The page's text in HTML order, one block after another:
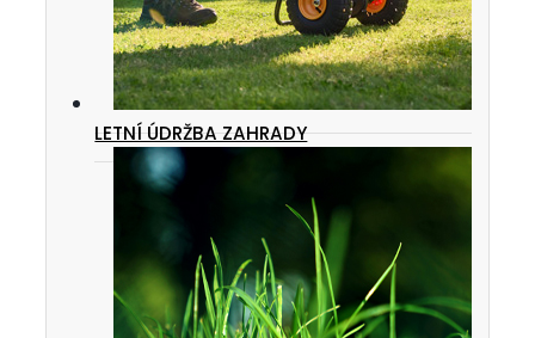
LETNÍ ÚDRŽBA ZAHRADY